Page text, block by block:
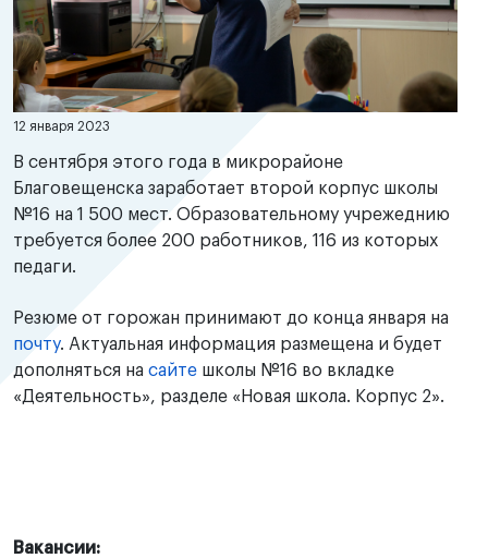
12 января 2023
В сентября этого года в микрорайоне
Благовещенска заработает второй корпус школы
№16 на 1 500 мест. Образовательному учрежеднию
требуется более 200 работников, 116 из которых
педаги.
Резюме от горожан принимают до конца января на
почту. Актуальная информация размещена и будет
дополняться на сайте школы №16 во вкладке
«Деятельность», разделе «Новая школа. Корпус 2».
Вакансии: